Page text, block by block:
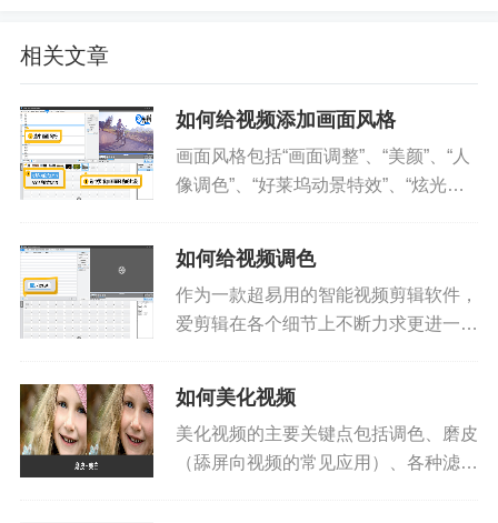
相关文章
如何给视频添加画面风格
画面风格包括“画面调整”、“美颜”、“人
像调色”、“好莱坞动景特效”、“炫光特
之妙”、“包罗万象的画风”等等。通过巧
妙的...
如何给视频调色
作为一款超易用的智能视频剪辑软件，
爱剪辑在各个细节上不断力求更进一步
能够更自由的发挥创意，大开脑洞！在
调色这一功能上，亦是如此。即便...
如何美化视频
美化视频的主要关键点包括调色、磨皮
（舔屏向视频的常见应用）、各种滤